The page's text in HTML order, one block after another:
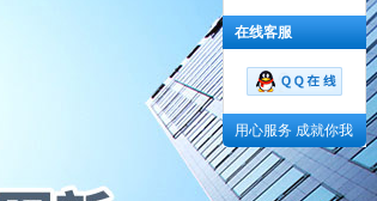
在线客服
用心服务 成就你我